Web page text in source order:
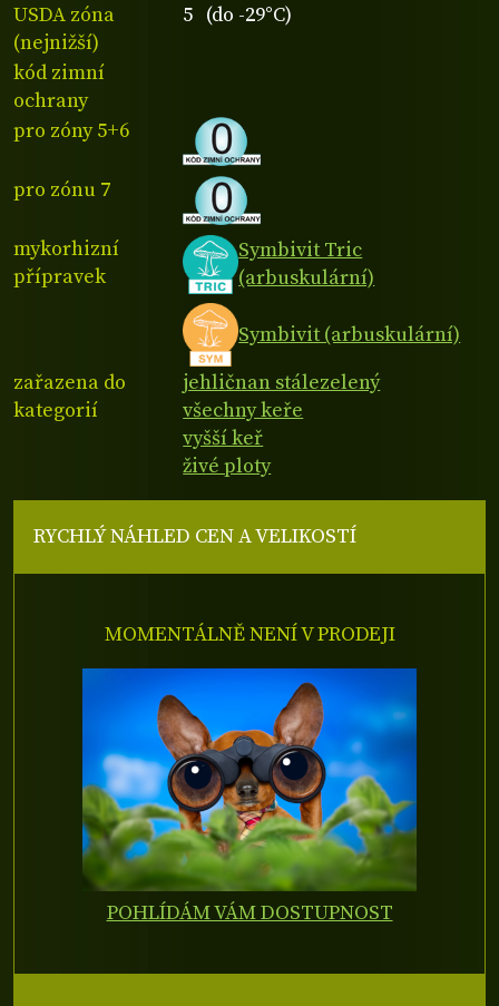
USDA zóna
(nejnižší)
5 (do -29°C)
kód zimní
ochrany
pro zóny 5+6
pro zónu 7
mykorhizní
přípravek
Symbivit Tric
(arbuskulární)
Symbivit (arbuskulární)
zařazena do
kategorií
jehličnan stálezelený
všechny keře
vyšší keř
živé ploty
RYCHLÝ NÁHLED CEN A VELIKOSTÍ
MOMENTÁLNĚ NENÍ V PRODEJI
POHLÍDÁM VÁM DOSTUPNOST